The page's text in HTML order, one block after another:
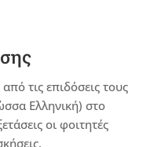
τις επιδόσεις τους
Ελληνική) στο
οι φοιτητές